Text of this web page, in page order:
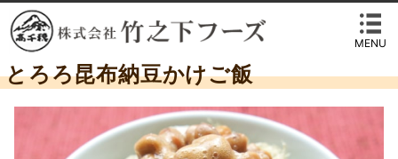
MENU
とろろ昆布納豆かけご飯